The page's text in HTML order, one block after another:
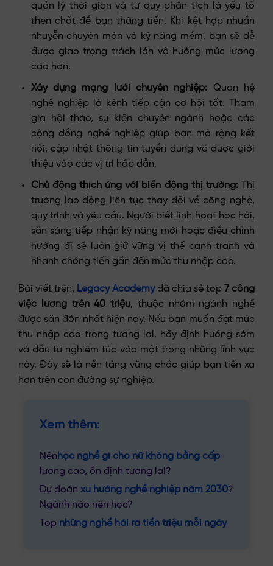
quản lý thời gian và tư duy phân tích là yếu tố
then chốt để bạn thăng tiến. Khi kết hợp nhuần
nhuyễn chuyên môn và kỹ năng mềm, bạn sẽ dễ
được giao trọng trách lớn và hưởng mức lương
cao hơn.
Xây dựng mạng lưới chuyên nghiệp: Quan hệ
nghề nghiệp là kênh tiếp cận cơ hội tốt. Tham
gia hội thảo, sự kiện chuyên ngành hoặc các
cộng đồng nghề nghiệp giúp bạn mở rộng kết
nối, cập nhật thông tin tuyển dụng và được giới
thiệu vào các vị trí hấp dẫn.
Chủ động thích ứng với biến động thị trường: Thị
trường lao động liên tục thay đổi về công nghệ,
quy trình và yêu cầu. Người biết linh hoạt học hỏi,
sẵn sàng tiếp nhận kỹ năng mới hoặc điều chỉnh
hướng đi sẽ luôn giữ vững vị thế cạnh tranh và
nhanh chóng tiến gần đến mức thu nhập cao.
Bài viết trên, Legacy Academyđã chia sẻ top 7 công
việc lương trên 40 triệu, thuộc nhóm ngành nghề
được săn đón nhất hiện nay. Nếu bạn muốn đạt mức
thu nhập cao trong tương lai, hãy định hướng sớm
và đầu tư nghiêm túc vào một trong những lĩnh vực
này. Đây sẽ là nền tảng vững chắc giúp bạn tiến xa
hơn trên con đường sự nghiệp.
Xem thêm:
Nên học nghề gì cho nữ không bằng cấp
lương cao, ổn định tương lai?
Dự đoán xu hướng nghề nghiệp năm 2030?
Ngành nào nên học?
Top những nghề hái ra tiền triệu mỗi ngày